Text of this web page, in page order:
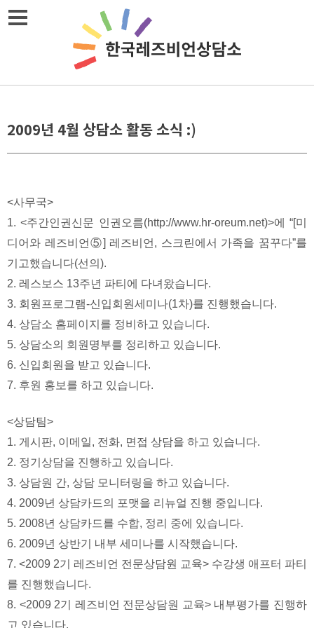
Skip
2009년 4월 상담소 활동 소식 :)
<사무국>
1. <주간인권신문 인권오름(http://www.hr-oreum.net)>에 “[미
디어와 레즈비언⑤] 레즈비언, 스크린에서 가족을 꿈꾸다”를
기고했습니다(선의).
2. 레스보스 13주년 파티에 다녀왔습니다.
3. 회원프로그램-신입회원세미나(1차)를 진행했습니다.
4. 상담소 홈페이지를 정비하고 있습니다.
5. 상담소의 회원명부를 정리하고 있습니다.
6. 신입회원을 받고 있습니다.
7. 후원 홍보를 하고 있습니다.
<상담팀>
1. 게시판, 이메일, 전화, 면접 상담을 하고 있습니다.
2. 정기상담을 진행하고 있습니다.
3. 상담원 간, 상담 모니터링을 하고 있습니다.
4. 2009년 상담카드의 포맷을 리뉴얼 진행 중입니다.
5. 2008년 상담카드를 수합, 정리 중에 있습니다.
6. 2009년 상반기 내부 세미나를 시작했습니다.
7. <2009 2기 레즈비언 전문상담원 교육> 수강생 애프터 파티
를 진행했습니다.
8. <2009 2기 레즈비언 전문상담원 교육> 내부평가를 진행하
고 있습니다.